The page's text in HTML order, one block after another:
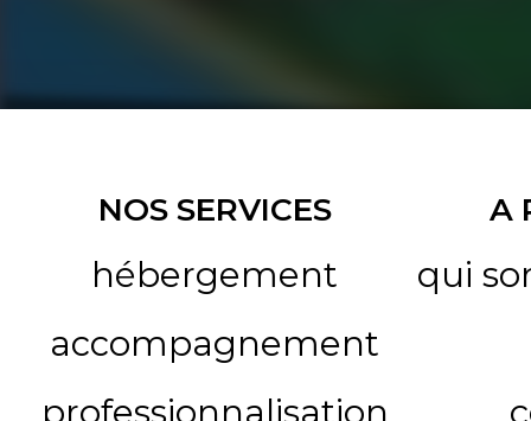
NOS SERVICES
hébergement
accompagnement
professionnalisation
A
qui